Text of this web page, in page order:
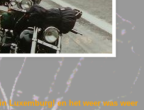
Luxemburg! en het weer was weer